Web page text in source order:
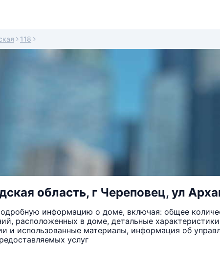
118
область, г Череповец, ул
информацию о доме, включая: общее
расположенных в доме, детальные
и использованные материалы, информация об
услуг